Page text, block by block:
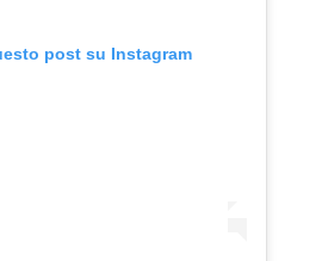
post su Instagram